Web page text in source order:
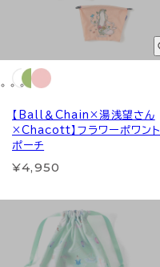
【Ball＆Chain×湯浅望さん
×Chacott】フラワーポワント
ポーチ
¥4,950